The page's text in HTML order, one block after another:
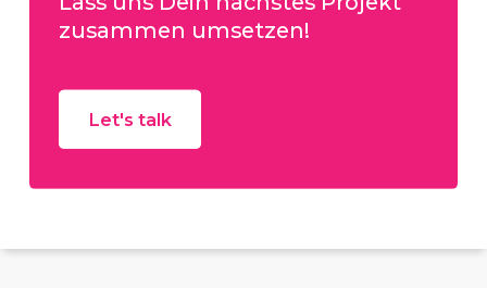
zusammen umsetzen!
Let's talk